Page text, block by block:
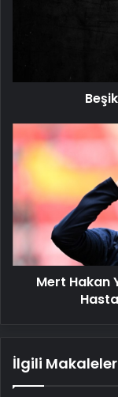
Hakan
Yandaş'tan
açıklaması:
Hastanede
tedavi
görüyorum
Mert Hakan
İlgili Makaleler